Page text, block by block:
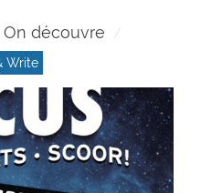
On découvre
Write